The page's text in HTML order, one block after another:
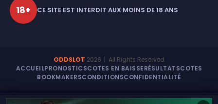
18+ CE SITE EST INTERDIT AUX MOINS DE 18 ANS
ODDSLOT 2026 | All Rights Reserved
ACCUEILPRONOSTICSCOTES EN BAISSERÉSULTATSCOTES
BOOKMAKERSCONDITIONSCONFIDENTIALITÉ